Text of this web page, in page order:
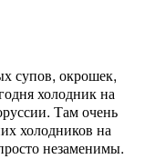
супов, окрошек,
холодник на
Там очень
холодников на
незаменимы.